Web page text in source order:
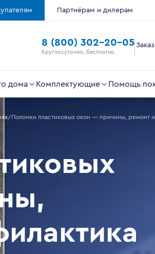
Партнёрам и дилерам
8 (800) 302-20-05
Круглосуточно, бесплатно
дома Комплектующие Помощь
Поломки пластиковых окон — причины, ремонт